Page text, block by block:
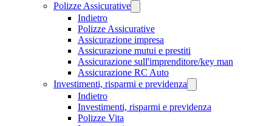
Polizze Assicurative
Indietro
Polizze Assicurative
Assicurazione impresa
Assicurazione mutui e prestiti
Assicurazione sull'imprenditore/key man
Assicurazione RC Auto
Investimenti, risparmi e previdenza
Indietro
Investimenti, risparmi e previdenza
Polizze Vita